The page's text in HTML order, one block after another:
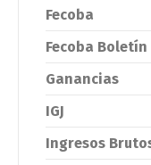
Fecoba
Fecoba
Ganancias
IGJ
Ingresos